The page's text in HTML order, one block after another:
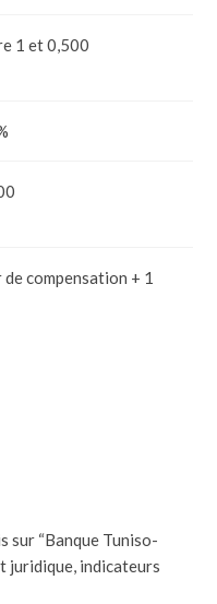
1 et 0,500
de compensation + 1
sur “Banque Tuniso-
juridique, indicateurs